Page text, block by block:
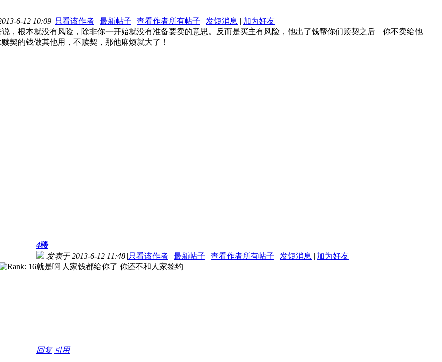
6-12 10:09 |只看该作者 | 最新帖子 | 查看作者所有帖子 | 发短消息 | 加为好友
说，根本就没有风险，除非你一开始就没有准备要卖的意思。反而是买主有风险，他出了钱帮你们赎契之后，你不卖给他
契的钱做其他用，不赎契，那他麻烦就大了！
4楼
发表于 2013-6-12 11:48 |只看该作者 | 最新帖子 | 查看作者所有帖子 | 发短消息 | 加为好友
就是啊 人家钱都给你了 你还不和人家签约
回复 引用